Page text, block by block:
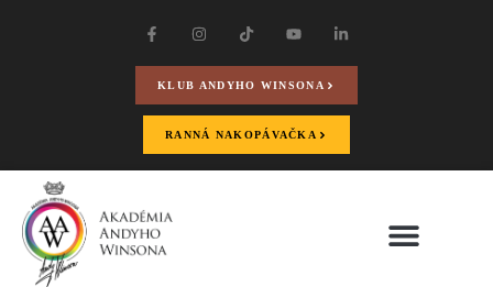
KLUB ANDYHO WINSONA
RANNÁ NAKOPÁVAČKA